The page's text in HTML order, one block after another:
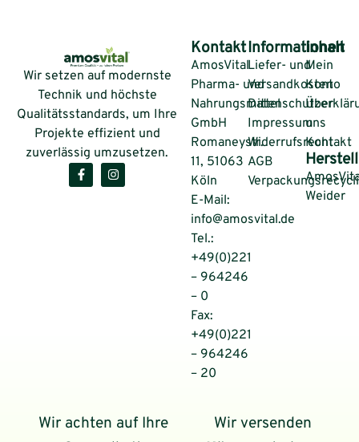
Wir setzen auf modernste
Technik und höchste
Qualitätsstandards, um Ihre
Projekte effizient und
zuverlässig umzusetzen.
Kontakt
AmosVital
Pharma- und
Nahrungsmittel
GmbH
Romaneystr.
11, 51063
Köln
E-Mail:
info@amosvital.de
Tel.:
+49(0)221
– 964246
– 0
Fax:
+49(0)221
– 964246
– 20
Informationen
Liefer- und
Versandkosten
Impressum
Widerrufsrecht
AGB
Inhalt
Mein
Konto
Über
uns
Kontakt
Weider
Wir achten auf Ihre
Wir versenden